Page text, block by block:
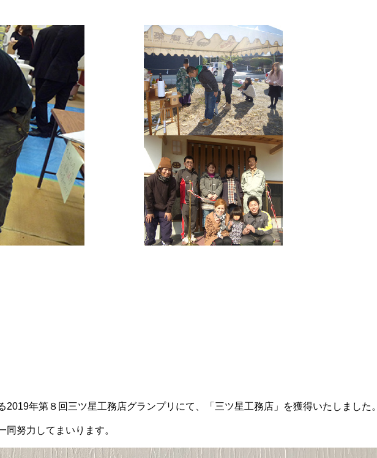
年第８回三ツ星工務店グランプリにて、「三ツ星工務店」を獲得いたしました。
努力してまいります。